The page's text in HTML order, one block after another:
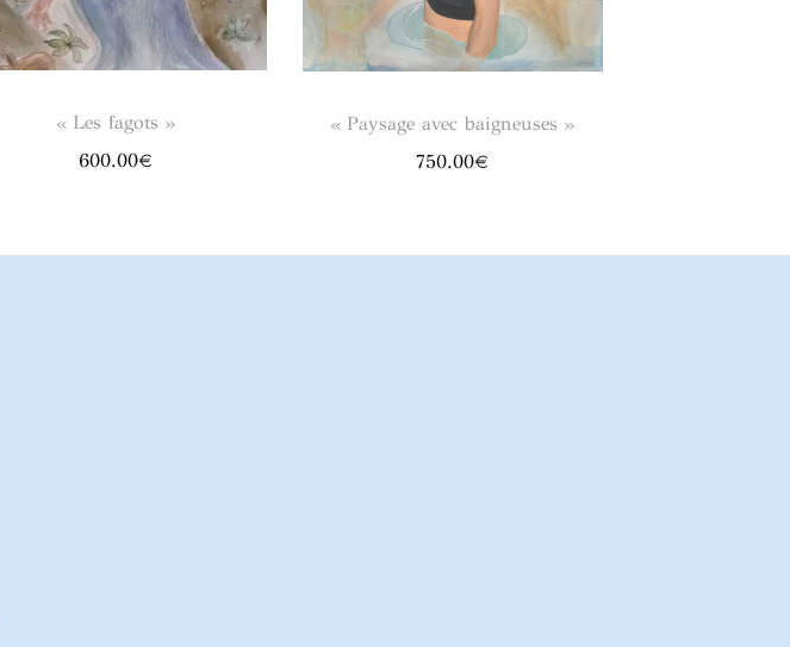
« Les fagots »
600.00€
« Paysage avec baigneuses »
750.00€